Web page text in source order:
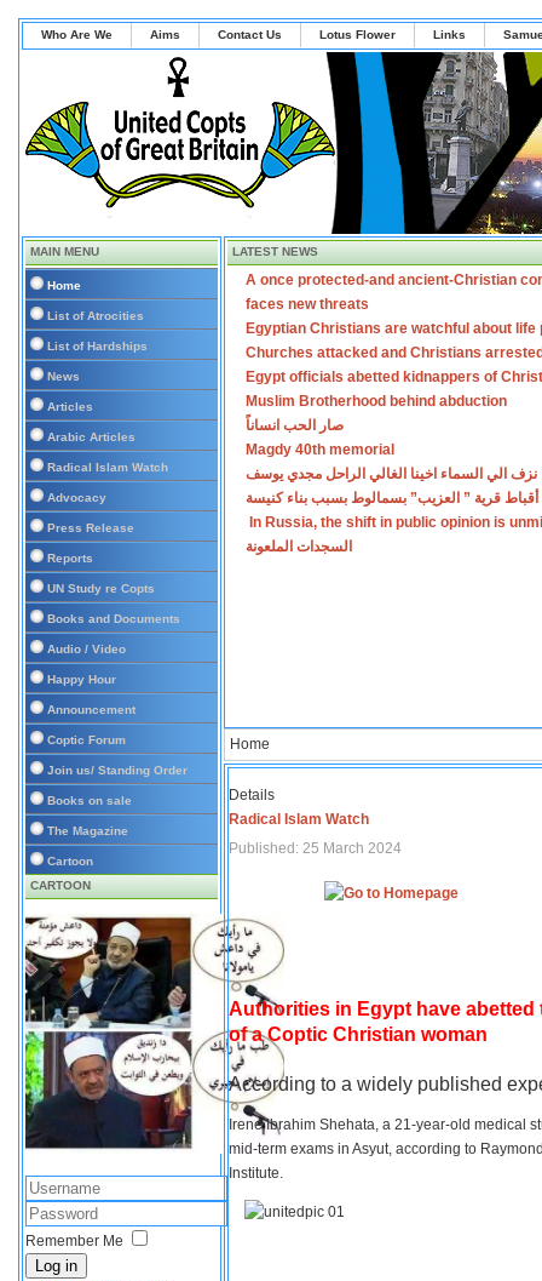
Who Are We Aims Contact Us Lotus Flower Links
MAIN MENU
Home
List of Atrocities
List of Hardships
News
Articles
Arabic Articles
Radical Islam Watch
Advocacy
Press Release
Reports
UN Study re Copts
Books and Documents
Audio / Video
Happy Hour
Announcement
Coptic Forum
Join us/ Standing Order
Books on sale
The Magazine
Cartoon
CARTOON
Remember Me
Log in
LATEST NEWS
A once protected-and ancient-Christian
faces new threats
Egyptian Christians are watchful about life
Churches attacked and Christians
Egypt officials abetted kidnappers of
Muslim Brotherhood behind abduction
صار الحب انساناً
Magdy 40th memorial
نزف الي السماء اخينا الغالي الراحل مجدي يوسف
أقباط قرية ” العزيب” بسمالوط بسبب بناء كنيسة
In Russia, the shift in public opinion is
السجدات الملعونة
Home
Details
Radical Islam Watch
Published: 25 March 2024
Authorities in Egypt have
of a Coptic Christian woman
According to a widely published
Irene Ibrahim Shehata, a 21-year-old medical
mid-term exams in Asyut, according to
Institute.